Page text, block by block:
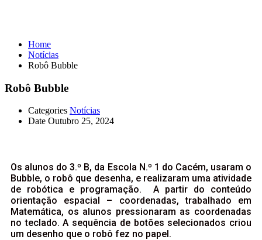
Home
Notícias
Robô Bubble
Robô Bubble
Categories Notícias
Date Outubro 25, 2024
Os alunos do 3.º B, da Escola N.º 1 do Cacém, usaram o
Bubble, o robô que desenha, e realizaram uma atividade
de robótica e programação. A partir do conteúdo
orientação espacial – coordenadas, trabalhado em
Matemática, os alunos pressionaram as coordenadas
no teclado. A sequência de botões selecionados criou
um desenho que o robô fez no papel.